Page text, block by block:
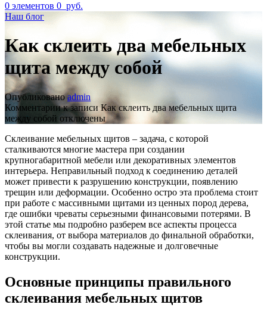
0 элементов 0 руб.
Наш блог
Как склеить два мебельных
щита между собой
Опубликовано admin
Комментариик записи Как склеить два мебельных щита
между собой отключены
Склеивание мебельных щитов – задача, с которой
сталкиваются многие мастера при создании
крупногабаритной мебели или декоративных элементов
интерьера. Неправильный подход к соединению деталей
может привести к разрушению конструкции, появлению
трещин или деформации. Особенно остро эта проблема стоит
при работе с массивными щитами из ценных пород дерева,
где ошибки чреваты серьезными финансовыми потерями. В
этой статье мы подробно разберем все аспекты процесса
склеивания, от выбора материалов до финальной обработки,
чтобы вы могли создавать надежные и долговечные
конструкции.
Основные принципы правильного
склеивания мебельных щитов